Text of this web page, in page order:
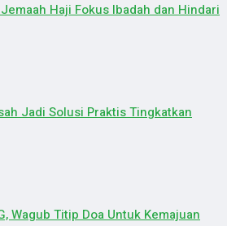
Haji Fokus Ibadah dan Hindari
Jadi Solusi Praktis Tingkatkan
Wagub Titip Doa Untuk Kemajuan